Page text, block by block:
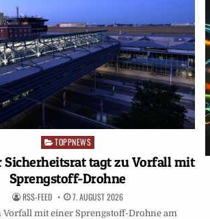
Posted
in
TOPPNEWS
Sicherheitsrat tagt zu Vorfall mit
Sprengstoff-Drohne
RSS-FEED 7. AUGUST 2026
Vorfall mit einer Sprengstoff-Drohne am